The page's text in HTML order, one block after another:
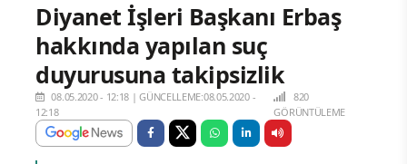
Diyanet İşleri Başkanı Erbaş
hakkında yapılan suç
duyurusuna takipsizlik
08.05.2020 - 12:18 |GÜNCELLEME:08.05.2020 -
12:18
820
GÖRÜNTÜLEME